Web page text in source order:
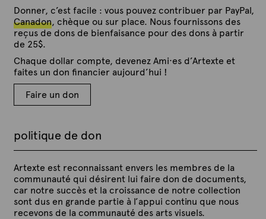
Donner, c’est facile : vous pouvez contribuer par PayPal,
Canadon, chèque ou sur place. Nous fournissons des
reçus de dons de bienfaisance pour des dons à partir
de 25$.
Chaque dollar compte, devenez Ami·es d’Artexte et
faites un don financier aujourd’hui !
Faire un don
politique de don
Artexte est reconnaissant envers les membres de la
communauté qui désirent lui faire don de documents,
car notre succès et la croissance de notre collection
sont dus en grande partie à l’appui continu que nous
recevons de la communauté des arts visuels.